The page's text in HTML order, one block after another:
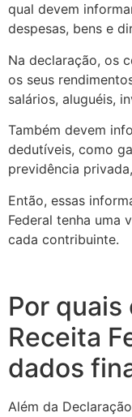
qual devem
despesas, bens e
Na declaração, os
os seus
salários, aluguéis,
Também devem
dedutíveis, como
previdência
Então, essas
Federal tenha uma
cada contribuinte.
Por quais
Receita
dados
Além da